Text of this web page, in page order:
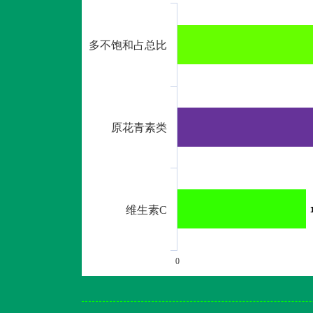
多不饱和占总比
原花青素类
维生素C
0